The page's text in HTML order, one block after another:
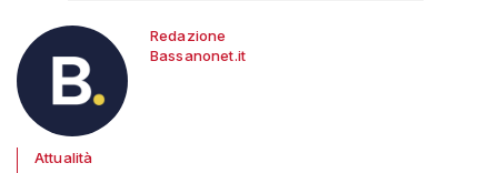
Redazione
Bassanonet.it
Attualità